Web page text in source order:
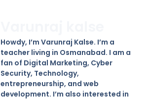
Howdy, I’m Varunraj Kalse. I’m a
teacher living in Osmanabad. I am a
fan of Digital Marketing, Cyber
Security, Technology,
entrepreneurship, and web
development. I’m also interested in